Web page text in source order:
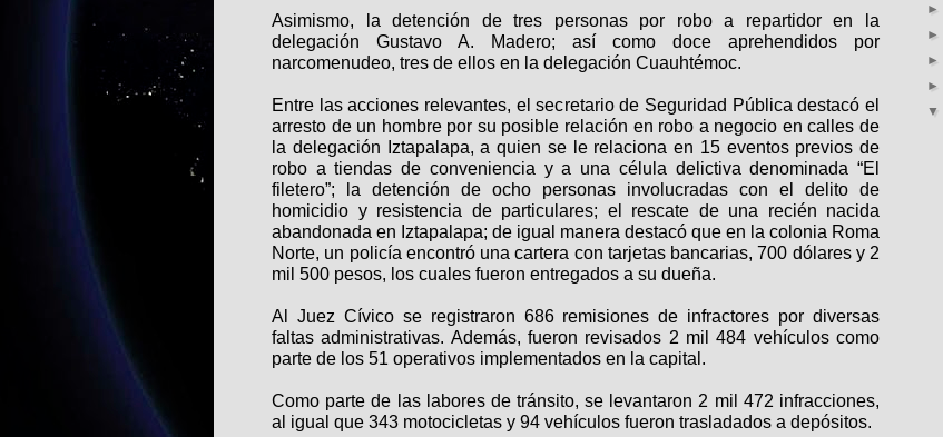
Asimismo, la detención de tres personas por robo a repartidor en la
delegación Gustavo A. Madero; así como doce aprehendidos por
narcomenudeo, tres de ellos en la delegación Cuauhtémoc.
Entre las acciones relevantes, el secretario de Seguridad Pública destacó el
arresto de un hombre por su posible relación en robo a negocio en calles de
la delegación Iztapalapa, a quien se le relaciona en 15 eventos previos de
robo a tiendas de conveniencia y a una célula delictiva denominada “El
filetero”; la detención de ocho personas involucradas con el delito de
homicidio y resistencia de particulares; el rescate de una recién nacida
abandonada en Iztapalapa; de igual manera destacó que en la colonia Roma
Norte, un policía encontró una cartera con tarjetas bancarias, 700 dólares y 2
mil 500 pesos, los cuales fueron entregados a su dueña.
Al Juez Cívico se registraron 686 remisiones de infractores por diversas
faltas administrativas. Además, fueron revisados 2 mil 484 vehículos como
parte de los 51 operativos implementados en la capital.
Como parte de las labores de tránsito, se levantaron 2 mil 472 infracciones,
al igual que 343 motocicletas y 94 vehículos fueron trasladados a depósitos.
►
►
►
►
▼